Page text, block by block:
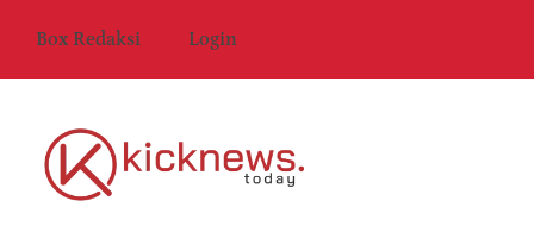
Box Redaksi Login